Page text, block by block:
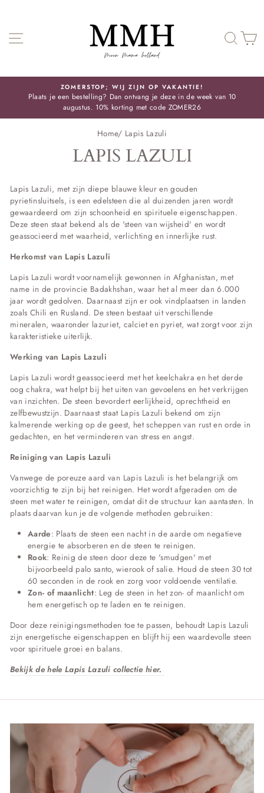
SITE NAVIGATIE
Pauze
slideshow
ZOMERSTOP; WIJ ZIJN OP VAKANTIE!
Plaats je een bestelling? Dan ontvang je deze in de week van 10
augustus. 10% korting met code ZOMER26
Home/ Lapis Lazuli
LAPIS LAZULI
Lapis Lazuli, met zijn diepe blauwe kleur en gouden
pyrietinsluitsels, is een edelsteen die al duizenden jaren wordt
gewaardeerd om zijn schoonheid en spirituele eigenschappen.
Deze steen staat bekend als de 'steen van wijsheid' en wordt
geassocieerd met waarheid, verlichting en innerlijke rust.
Herkomst van Lapis Lazuli
Lapis Lazuli wordt voornamelijk gewonnen in Afghanistan, met
name in de provincie Badakhshan, waar het al meer dan 6.000
jaar wordt gedolven. Daarnaast zijn er ook vindplaatsen in landen
zoals Chili en Rusland. De steen bestaat uit verschillende
mineralen, waaronder lazuriet, calciet en pyriet, wat zorgt voor zijn
karakteristieke uiterlijk.
Werking van Lapis Lazuli
Lapis Lazuli wordt geassocieerd met het keelchakra en het derde
oog chakra, wat helpt bij het uiten van gevoelens en het verkrijgen
van inzichten. De steen bevordert eerlijkheid, oprechtheid en
zelfbewustzijn. Daarnaast staat Lapis Lazuli bekend om zijn
kalmerende werking op de geest, het scheppen van rust en orde in
gedachten, en het verminderen van stress en angst.
Reiniging van Lapis Lazuli
Vanwege de poreuze aard van Lapis Lazuli is het belangrijk om
voorzichtig te zijn bij het reinigen. Het wordt afgeraden om de
steen met water te reinigen, omdat dit de structuur kan aantasten. In
plaats daarvan kun je de volgende methoden gebruiken:
Aarde: Plaats de steen een nacht in de aarde om negatieve
energie te absorberen en de steen te reinigen.
Rook: Reinig de steen door deze te 'smudgen' met
bijvoorbeeld palo santo, wierook of salie. Houd de steen 30 tot
60 seconden in de rook en zorg voor voldoende ventilatie.
Zon- of maanlicht: Leg de steen in het zon- of maanlicht om
hem energetisch op te laden en te reinigen.
Door deze reinigingsmethoden toe te passen, behoudt Lapis Lazuli
zijn energetische eigenschappen en blijft hij een waardevolle steen
voor spirituele groei en balans.
​Bekijk de hele Lapis Lazuli collectie hier.